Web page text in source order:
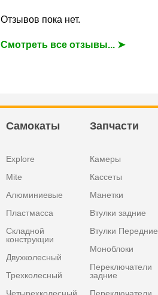
Отзывов пока нет.
Смотреть все отзывы... ➤
Самокаты
Explore
Mite
Алюминиевые
Пластмасса
Складной
конструкции
Двухколесный
Трехколесный
Запчасти
Камеры
Кассеты
Манетки
Втулки задние
Втулки Передние
Моноблоки
Переключатели
задние